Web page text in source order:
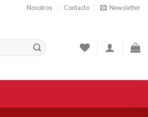
Nosotros Contacto Newsletter